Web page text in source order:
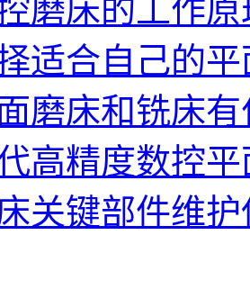
磨床的工作
适合自己的
磨床和铣床
高精度数控
关键部件维